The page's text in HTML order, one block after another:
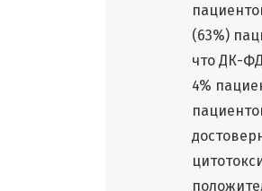
(63%)
что ДК-
4%